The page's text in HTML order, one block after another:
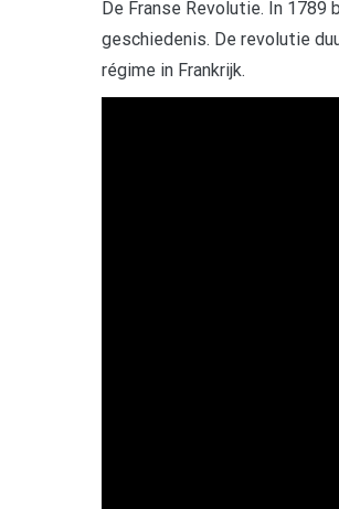
De Franse Revolutie. In
geschiedenis. De revolutie
régime in Frankrijk.